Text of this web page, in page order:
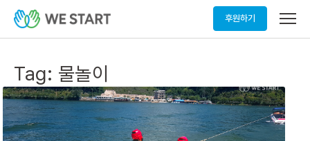
후원하기
메
열
Tag: 물놀이